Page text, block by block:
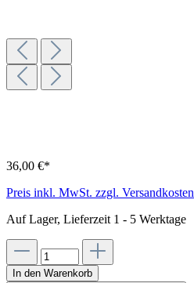
36,00 €*
Preis inkl. MwSt. zzgl. Versandkosten
Auf Lager, Lieferzeit 1 - 5 Werktage
In den Warenkorb